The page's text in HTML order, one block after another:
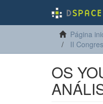
Página
II
OS